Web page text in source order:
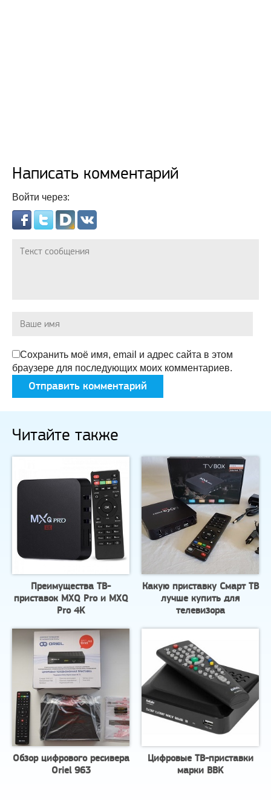
Написать комментарий
Войти через:
Сохранить моё имя, email и адрес сайта в этом
браузере для последующих моих комментариев.
Читайте также
Преимущества ТВ-
приставок MXQ Pro и MXQ
Pro 4K
Какую приставку Смарт ТВ
лучше купить для
телевизора
Обзор цифрового ресивера
Oriel 963
Цифровые ТВ-приставки
марки BBK